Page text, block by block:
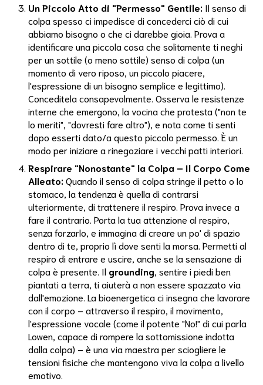
Un Piccolo Atto di "Permesso" Gentile: Il senso di
colpa spesso ci impedisce di concederci ciò di cui
abbiamo bisogno o che ci darebbe gioia. Prova a
identificare una piccola cosa che solitamente ti neghi
per un sottile (o meno sottile) senso di colpa (un
momento di vero riposo, un piccolo piacere,
l'espressione di un bisogno semplice e legittimo).
Conceditela consapevolmente. Osserva le resistenze
interne che emergono, la vocina che protesta ("non te
lo meriti", "dovresti fare altro"), e nota come ti senti
dopo esserti dato/a questo piccolo permesso. È un
modo per iniziare a rinegoziare i vecchi patti interiori.
Respirare "Nonostante" la Colpa – Il Corpo Come
Alleato:Quando il senso di colpa stringe il petto o lo
stomaco, la tendenza è quella di contrarsi
ulteriormente, di trattenere il respiro. Prova invece a
fare il contrario. Porta la tua attenzione al respiro,
senza forzarlo, e immagina di creare un po' di spazio
dentro di te, proprio lì dove senti la morsa. Permetti al
respiro di entrare e uscire, anche se la sensazione di
colpa è presente. Il grounding , sentire i piedi ben
piantati a terra, ti aiuterà a non essere spazzato via
dall'emozione. La bioenergetica ci insegna che lavorare
con il corpo – attraverso il respiro, il movimento,
l'espressione vocale (come il potente "No!" di cui parla
Lowen, capace di rompere la sottomissione indotta
dalla colpa) – è una via maestra per sciogliere le
tensioni fisiche che mantengono viva la colpa a livello
emotivo.
Invisibili
Liberare
Mente
Lowen
Mbsr
Meditazione
Messaggi
Microbiota
Mindfulness
Modena
Natura
Nutrizione
Omeopatia
Ordini
Dell'amore